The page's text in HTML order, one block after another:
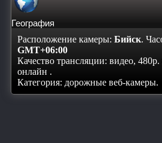
География
Расположение камеры: Бийск.
GMT+06:00
Качество трансляции: видео, 480p.
онлайн .
Категория: дорожные веб-камеры.